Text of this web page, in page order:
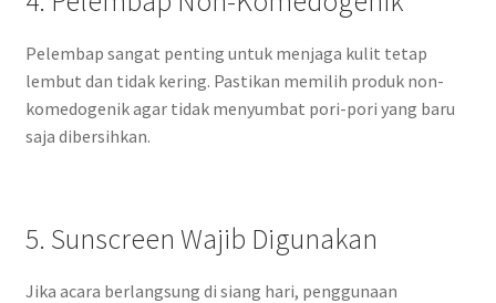
Pelembap sangat penting untuk menjaga kulit tetap
lembut dan tidak kering. Pastikan memilih produk non-
komedogenik agar tidak menyumbat pori-pori yang baru
saja dibersihkan.
5. Sunscreen Wajib Digunakan
Jika acara berlangsung di siang hari, penggunaan